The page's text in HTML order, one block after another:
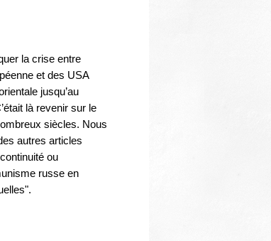
la crise entre
et des USA
jusqu’au
là revenir sur le
siècles. Nous
autres articles
ou
russe en